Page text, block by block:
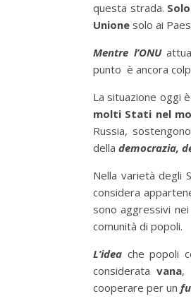
questa strada. Solo
Unione solo ai
Mentre l’ONU
punto è ancora
La situazione oggi
molti Stati nel
Russia,
della democrazia,
Nella varietà degli
considera
sono aggressivi
comunità di popoli.
L’idea che popoli
consideratavana,
cooperare per un